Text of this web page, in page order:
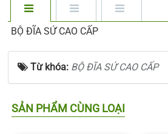
BỘ ĐĨA SỨ CAO CẤP
Từ khóa: BỘ ĐĨA SỨ CAO CẤP
SẢN PHẨM CÙNG LOẠI